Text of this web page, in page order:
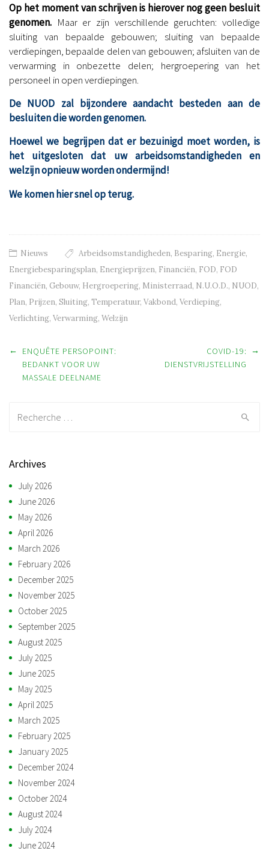
Op het moment van schrijven is hierover nog geen besluit
genomen. Maar er zijn verschillende geruchten: volledige
sluiting van bepaalde gebouwen; sluiting van bepaalde
verdiepingen, bepaalde delen van gebouwen; afsluiten van de
verwarming in onbezette delen; hergroepering van het
personeel in open verdiepingen.
De NUOD zal bijzondere aandacht besteden aan de
besluiten die worden genomen.
Hoewel we begrijpen dat er bezuinigd moet worden, is
het uitgesloten dat uw arbeidsomstandigheden en
welzijn opnieuw worden ondermijnd!
We komen hier snel op terug.
Nieuws Arbeidsomstandigheden, Besparing, Energie,
Energiebesparingsplan, Energieprijzen, Financiën, FOD, FOD
Financiën, Gebouw, Hergroepering, Ministerraad, N.U.O.D., NUOD,
Plan, Prijzen, Sluiting, Temperatuur, Vakbond, Verdieping,
Verlichting, Verwarming, Welzijn
Post navigation
←
ENQUÊTE PERSOPOINT:
BEDANKT VOOR UW
MASSALE DEELNAME
COVID-19:
DIENSTVRIJSTELLING
→
Archives
July 2026
June 2026
May 2026
April 2026
March 2026
February 2026
December 2025
November 2025
October 2025
September 2025
August 2025
July 2025
June 2025
May 2025
April 2025
March 2025
February 2025
January 2025
December 2024
November 2024
October 2024
August 2024
July 2024
June 2024